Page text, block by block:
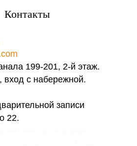
Контакты
199-201, 2-й этаж.
с набережной.
записи
22.